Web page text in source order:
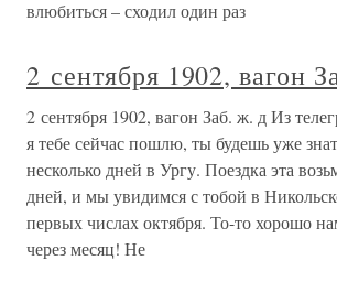
влюбиться – сходил один раз
2 сентября 1902, вагон
2 сентября 1902, вагон Заб. ж. д Из
я тебе сейчас пошлю, ты будешь уже
несколько дней в Ургу. Поездка эта
дней, и мы увидимся с тобой в
первых числах октября. То-то хорошо
через месяц! Не